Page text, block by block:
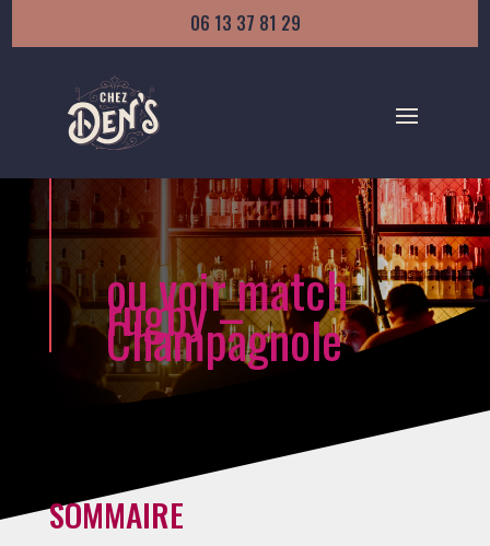
06 13 37 81 29
ou voir match
rugby –
Champagnole
SOMMAIRE